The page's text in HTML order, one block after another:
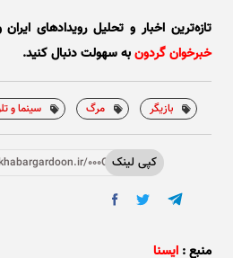
تازه‌ترین اخبار و تحلیل‌ رویدادهای
خبرخوان گردونبه سهولت دنبال کنید.
بازیگر مرگ سینما و
کپی لینک000Oc2
منبع : ایسنا